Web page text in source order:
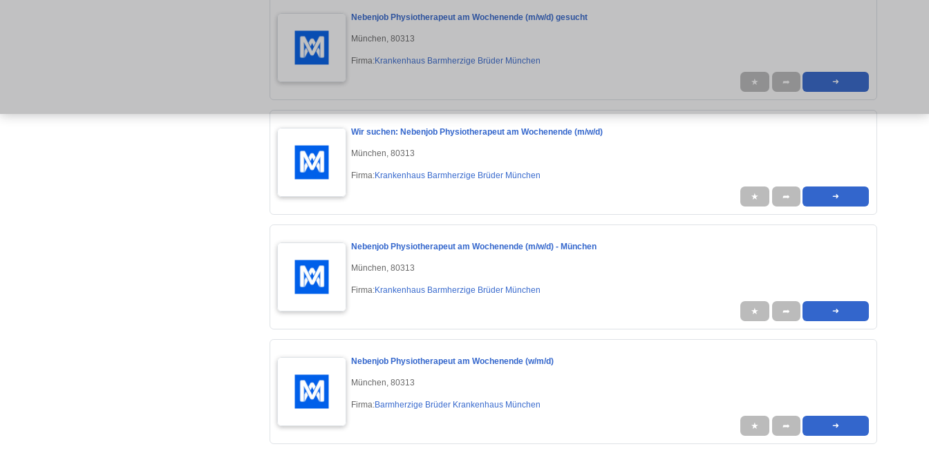
Nebenjob Physiotherapeut am Wochenende (m/w/d) gesucht
München, 80313
Firma:Krankenhaus Barmherzige Brüder München
★ ➦ ➜
Wir suchen: Nebenjob Physiotherapeut am Wochenende (m/w/d)
München, 80313
Firma:Krankenhaus Barmherzige Brüder München
★ ➦ ➜
Nebenjob Physiotherapeut am Wochenende (m/w/d) - München
München, 80313
Firma:Krankenhaus Barmherzige Brüder München
★ ➦ ➜
Nebenjob Physiotherapeut am Wochenende (w/m/d)
München, 80313
Firma:Barmherzige Brüder Krankenhaus München
★ ➦ ➜